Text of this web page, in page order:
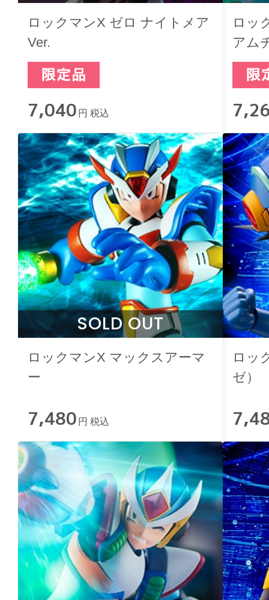
ロックマンX ゼロ ナイトメア
Ver.
7,040 円 税込
ロッ
アム
SOLD OUT
ロックマンX マックスアーマ
ー
7,480 円 税込
ロッ
ゼ）